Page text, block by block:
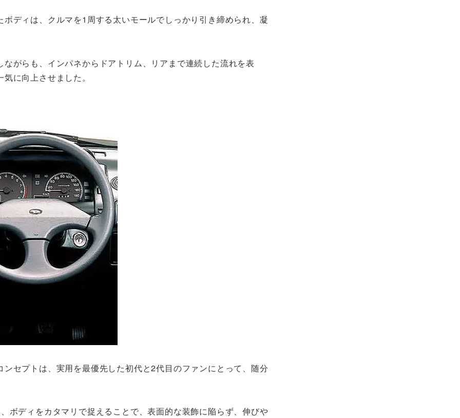
ディは、クルマを1周する太いモールでしっかり引き締められ、凝
がらも、インパネからドアトリム、リアまで連続した流れを表
に向上させました。
セプトは、実用を最優先した初代と2代目のファンにとって、随分
ボディをカタマリで捉えることで、表面的な装飾に陥らず、伸びや